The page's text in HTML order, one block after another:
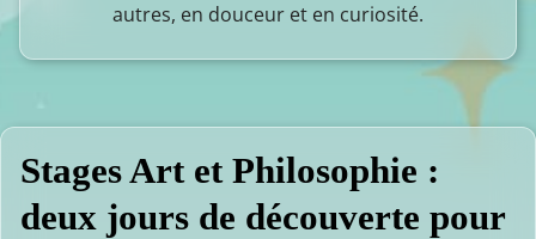
autres, en douceur et en curiosité.
Stages Art et Philosophie :
deux jours de découverte pour